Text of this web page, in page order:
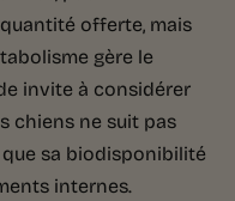
offerte, mais
gère le
invite à considérer
chiens ne suit pas
sa biodisponibilité
internes.